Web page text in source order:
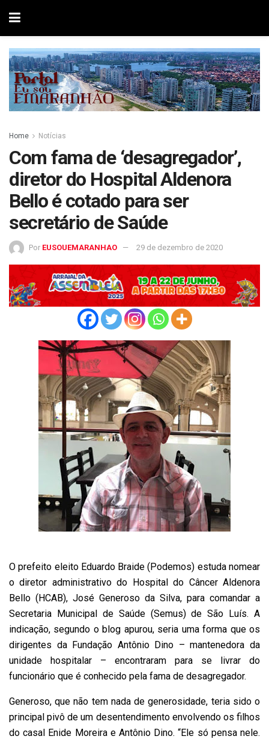
Home Notícias
Com fama de ‘desagregador’,
diretor do Hospital Aldenora
Bello é cotado para ser
secretário de Saúde
Por EUSOUEMARANHAO 29 de dezembro de 2020
O prefeito eleito Eduardo Braide (Podemos) estuda nomear
o diretor administrativo do Hospital do Câncer Aldenora
Bello (HCAB), José Generoso da Silva, para comandar a
Secretaria Municipal de Saúde (Semus) de São Luís. A
indicação, segundo o blog apurou, seria uma forma que os
dirigentes da Fundação Antônio Dino – mantenedora da
unidade hospitalar – encontraram para se livrar do
funcionário que é conhecido pela fama de desagregador.
Generoso, que não tem nada de generosidade, teria sido o
principal pivô de um desentendimento envolvendo os filhos
do casal Enide Moreira e Antônio Dino. “Ele só pensa nele.